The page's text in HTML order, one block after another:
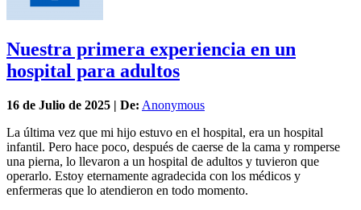
Nuestra primera experiencia en un
hospital para adultos
16 de Julio de 2025 | De: Anonymous
La última vez que mi hijo estuvo en el hospital, era un hospital
infantil. Pero hace poco, después de caerse de la cama y romperse
una pierna, lo llevaron a un hospital de adultos y tuvieron que
operarlo. Estoy eternamente agradecida con los médicos y
enfermeras que lo atendieron en todo momento.